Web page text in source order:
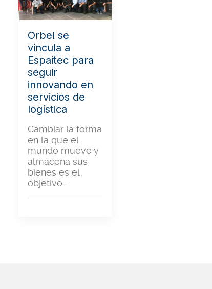
Orbel se
vincula a
Espaitec para
seguir
innovando en
servicios de
logística
Cambiar la forma
en la que el
mundo mueve y
almacena sus
bienes es el
objetivo…